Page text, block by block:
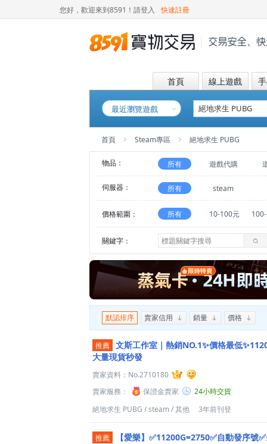
您好，歡迎來到8591！ 請登入 快速註冊
首頁 線上遊戲
最近瀏覽遊戲
首頁 Steam專區 絕地求生 PUBG
物品： 所有 遊戲代購
伺服器： 所有 steam
價格範圍： 所有 10-100元
關鍵字：
默認排序 賣家信用 銷量 價格
推薦 文斯工作室｜熱銷NO.1✨價格最低
大量現貨秒發
賣家資料： No.2710180
賣家服務：
保證金賣家
24小時交貨
絕地求生 PUBG /steam/其他 3年前刊登
推薦
【愛樂】✅11200G=2750✅自動發序號